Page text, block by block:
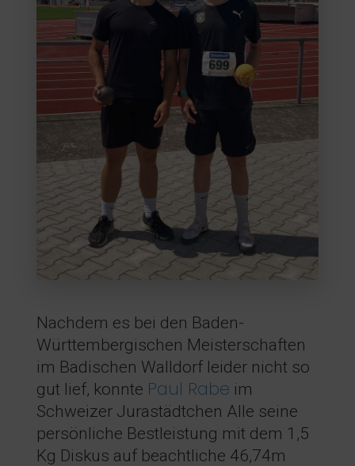
Nachdem es bei den Baden-
Württembergischen Meisterschaften
im Badischen Walldorf leider nicht so
gut lief, konnte Paul Rabe im
Schweizer Jurastädtchen Alle seine
persönliche Bestleistung mit dem 1,5
Kg Diskus auf beachtliche 46,74m